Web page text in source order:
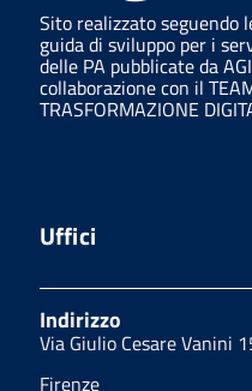
Sito realizzato seguendo
guida di sviluppo per i
delle PA pubblicate da
collaborazione con il
TRASFORMAZIONE
Uffici
Indirizzo
Via Giulio Cesare Vanini
Firenze